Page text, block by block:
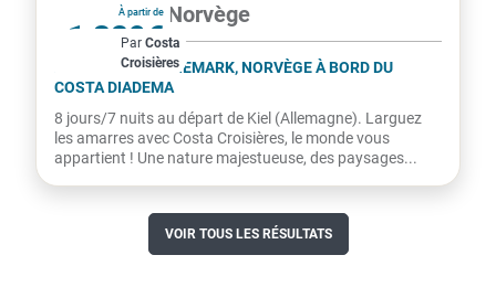
À partir de
1 329€
par personne
Par Costa
Croisières
Danemark, Norvège
ALLEMAGNE, DANEMARK, NORVÈGE À BORD DU
COSTA DIADEMA
8 jours/7 nuits au départ de Kiel (Allemagne). Larguez
les amarres avec Costa Croisières, le monde vous
appartient ! Une nature majestueuse, des paysages...
VOIR TOUS LES RÉSULTATS